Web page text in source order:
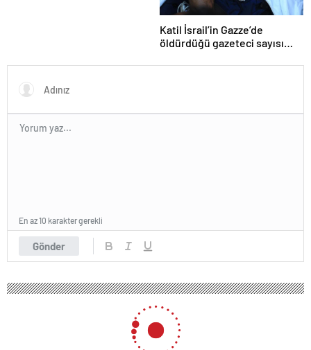
Katil İsrail’in Gazze’de
öldürdüğü gazeteci sayısı
Gönder
En az 10 karakter gerekli